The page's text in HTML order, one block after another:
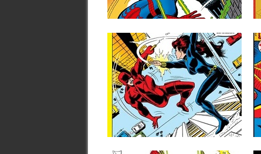
▶
07.05.24
RESEÑAS: DAREDEVIL:
OMNIGOLD 4: «UNA
MUJER LLAMADA…
VIUDA NEGRA» (1971-
1973)
Vamos allá con el cuarto tomo
recopilatorio de la colección del...
▶